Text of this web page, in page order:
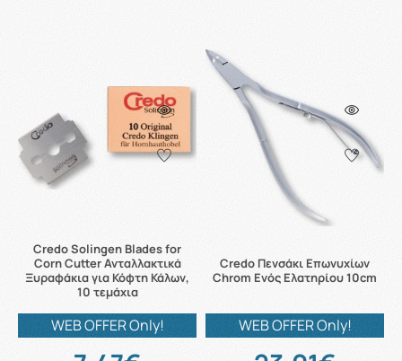
Credo Solingen Blades for
Corn Cutter Ανταλλακτικά
Ξυραφάκια για Κόφτη Κάλων,
10 τεμάχια
WEB OFFER Only!
Credo Πενσάκι Επωνυχίων
Chrom Ενός Ελατηρίου 10cm
WEB OFFER Only!